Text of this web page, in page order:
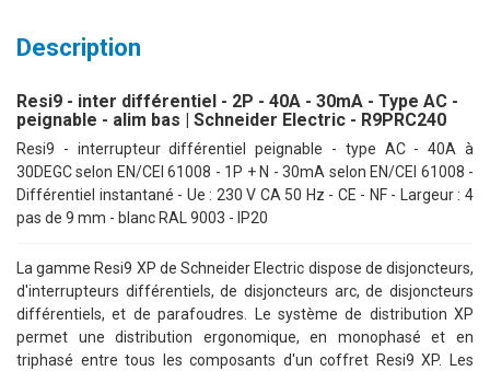
Description
Resi9 - inter différentiel - 2P - 40A - 30mA - Type AC -
peignable - alim bas | Schneider Electric - R9PRC240
Resi9 - interrupteur différentiel peignable - type AC - 40A à
30DEGC selon EN/CEI 61008 - 1P + N - 30mA selon EN/CEI 61008 -
Différentiel instantané - Ue : 230 V CA 50 Hz - CE - NF - Largeur : 4
pas de 9 mm - blanc RAL 9003 - IP20
La gamme Resi9 XP de Schneider Electric dispose de disjoncteurs,
d'interrupteurs différentiels, de disjoncteurs arc, de disjoncteurs
différentiels, et de parafoudres. Le système de distribution XP
permet une distribution ergonomique, en monophasé et en
triphasé entre tous les composants d'un coffret Resi9 XP. Les